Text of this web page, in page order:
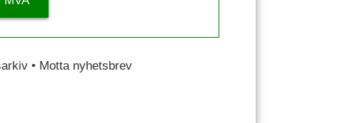
• Motta nyhetsbrev